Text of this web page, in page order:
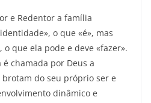
e Redentor a família
o que «é», mas
o que ela pode e deve «fazer».
chamada por Deus a
do seu próprio ser e
dinâmico e